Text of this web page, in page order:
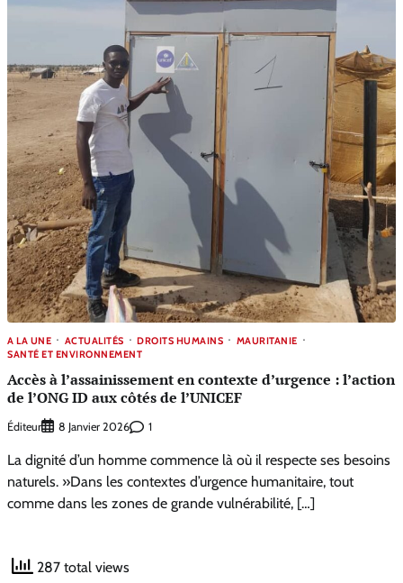
A LA UNE ACTUALITÉS DROITS HUMAINS
MAURITANIE
SANTÉ ET ENVIRONNEMENT
Accès à l’assainissement en contexte d’urgence : l’action
de l’ONG ID aux côtés de l’UNICEF
Éditeur 8 Janvier 2026 1
La dignité d’un homme commence là où il respecte ses besoins
naturels. »Dans les contextes d’urgence humanitaire, tout
comme dans les zones de grande vulnérabilité, […]
287 total views